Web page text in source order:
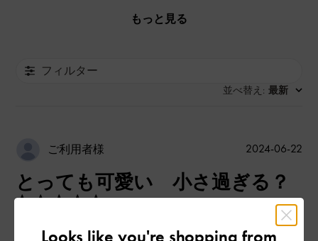
もっと見る
フィルター
並べ替え : 最新
ご利用者様
とっても可愛い 小さ過ぎる？
公
2024-06-22
Looks like you're shopping from